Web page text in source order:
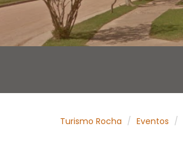
Turismo Rocha Eventos